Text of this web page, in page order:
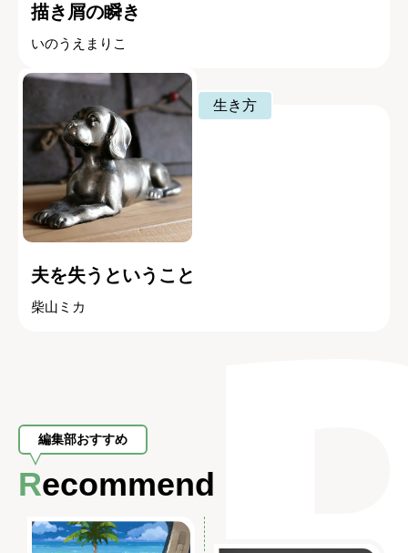
描き屑の瞬き
いのうえまりこ
生き方
夫を失うということ
柴山ミカ
編集部おすすめ
Recommend